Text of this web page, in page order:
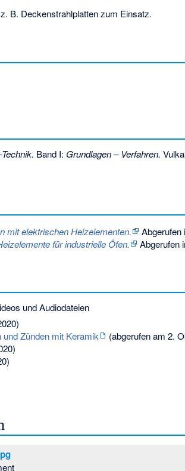
B. Deckenstrahlplattenzum Einsatz.
Band I: Grundlagen – Verfahren.
mit elektrischen Heizelementen. Abgerufen
für industrielle Öfen. Abgerufen
und Audiodateien
Zünden mit Keramik
(abgerufen am 2.